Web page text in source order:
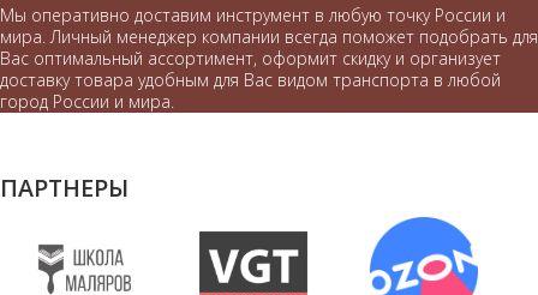
Мы оперативно доставим инструмент в любую точку России и
мира. Личный менеджер компании всегда поможет подобрать для
Вас оптимальный ассортимент, оформит скидку и организует
доставку товара удобным для Вас видом транспорта в любой
город России и мира.
ПАРТНЕРЫ